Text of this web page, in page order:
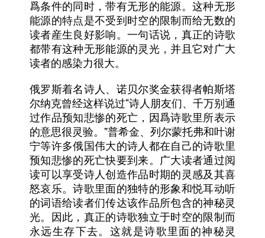
爲条件的同时，带有无形的能源。这种无形
能源的特点是不受到时空的限制而给无数的
读者産生良好影响。一句话说，真正的诗歌
都带有这种无形能源的灵光，并且它对广大
读者的感染力很大。
俄罗斯着名诗人、诺贝尔奖金获得者帕斯塔
尔纳克曾经这样说过“诗人朋友们、千万别通
过作品预知悲惨的死亡，因爲诗歌里所表示
的意思很灵验。 ”普希金、列尔蒙托弗和叶谢
宁等许多俄国伟大的诗人都在自己的诗歌里
预知悲惨的死亡快要到来。广大读者通过阅
读可以享受诗人创造作品时期的灵感及其喜
怒哀乐。诗歌里面的独特的形象和悦耳动听
的词语给读者们传达该作品所包含的神秘灵
光。因此，真正的诗歌独立于时空的限制而
永远生存下去。这就是诗歌里面的神秘灵